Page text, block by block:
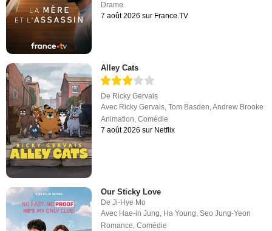
Drame
7 août 2026 sur France.TV
Alley Cats
De Ricky Gervais
Avec Ricky Gervais,Tom Basden,Andrew Brooke
Animation,Comédie
7 août 2026 sur Netflix
Our Sticky Love
DeJi-Hye Mo
Avec Hae-in Jung Ha Young ,Seo Jung-Yeon
Romance ,Comédie